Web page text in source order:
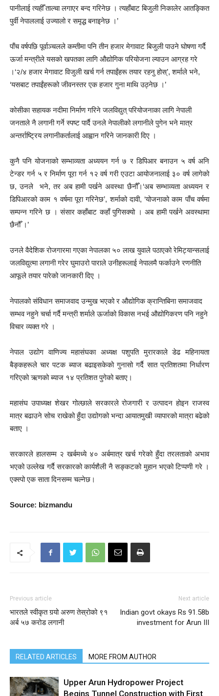
पानीलाई त्यहीँ ताल्चा लगाएर बन्द गरिनेछ । त्यहाँबाट बिजुली निकालेर आतङ्कित
पुर्वी नेपाललाई उज्यालो र समृद्ध बनाइनेछ ।’
पाँच वर्षपछि पूर्वाञ्चलले कम्तीमा पनि तीन हजार मेगावाट बिजुली पाउने घोषणा गर्दै
ऊर्जा मन्त्रीले यसको खपतका लागि औद्योगिक परियोजना ल्याउन आग्रह गरे
।‘२/४ हजार मेगावाट विजुली खर्च गर्न तपाईंहरू तयार रहनु होस्’, शर्माले भने,
‘यसबाट तपाईंहरूको जीवनस्तर एक हजार गुना माथि उठ्नेछ ।’
कोसीका सहायक नदीमा निर्माण गरिने जलविद्युत् परियोजनाका लागि नेपाली
जनताले नै लगानी गर्ने स्पष्ट पार्दै उनले नेपालीको लगानीले पुगेन भने मात्र
अन्तर्राष्ट्रिय लगानीकर्तालाई आह्वान गरिने जानकारी दिए ।
कुनै पनि योजनाको सम्भाव्यता अध्ययन गर्न ७ र डिपिआर बनाउन ५ वर्ष अनि
टेन्डर गर्न ५ र निर्माण पूरा गर्न १२ वर्ष गरी एउटा आयोजनालाई ३० वर्ष लागेको
छ, उनले भने, तर अब हामी पर्खने अवस्था छैनौँ।‘अब सम्भाव्यता अध्ययन र
डिपिआरको काम १ वर्षमा पूरा गरिनेछ’, शर्माको दावी, ‘योजनाको काम पाँच वर्षमा
सम्पन्न गरिने छ । संसार कहाँबाट कहाँ पुगिसक्यो । अब हामी पर्खने अवस्थामा
छैनौँ ।’
उनले वैदेशिक रोजगारमा गएका नेपालका ५० लाख युवाले पठाएको रेमिट्यान्सलाई
जलविद्युत्मा लगानी गरेर घुमाउरो पाराले उनीहरूलाई नेपालमै फर्काउने रणनीति
आफूले तयार पारेको जानकारी दिए ।
नेपालको संविधान समाजवाद उन्मुख भएको र औद्योगिक क्रान्तिबिना समाजवाद
सम्भव नहुने चर्चा गर्दै मन्त्री शर्माले ऊर्जाको विकास नभई औद्योगिकरण पनि नहुने
विचार व्यक्त गरे ।
नेपाल उद्योग वाणिज्य महासंघका अध्यक्ष पशुपति मुरारकाले डेढ महिनायता
बैङ्कहरूले चार पटक ब्याज बढाइसकेको गुनासो गर्दै सात प्रतिशतमा निर्धारण
गरिएको ऋणको ब्याज १४ प्रतिशत पुगेको बताए।
महासंघ उपाध्यक्ष शेखर गोल्छाले सरकारले रोजगारी र उत्पादन होइन राजस्व
मात्र बढाउने सोच राखेको हुँदा उद्योगको भन्दा आयातमुखी व्यापारको मात्रा बढेको
बताए ।
सरकारले हालसम्म २ खर्बमध्ये ४० अर्बमात्र खर्च गरेको हुँदा तरलताको अभाव
भएको उल्लेख गर्दै सरकारको कार्यशैली नै सङ्कटको मुहान भएको टिप्पणी गरे ।
एक्स्पो एक साता दिनसम्म चल्नेछ।
Source: bizmandu
Previous article
भारतले स्वीकृत गर्‍यो अरुण तेस्रोको ९१
अर्ब ५७ करोड लगानी
Next article
Indian govt okays Rs 91.58b
investment for Arun III
RELATED ARTICLES MORE FROM AUTHOR
Upper Arun Hydropower Project
Begins Tunnel Construction with First